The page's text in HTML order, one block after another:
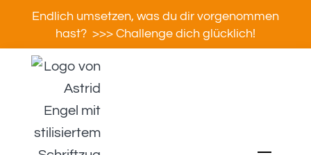
Endlich umsetzen, was du dir vorgenommen
hast? >>> Challenge dich glücklich!